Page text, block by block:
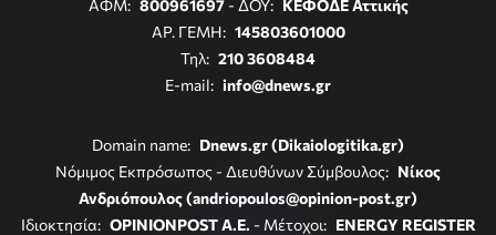
ΑΦΜ: 800961697- ΔΟΥ: ΚΕΦΟΔΕ Αττικής
ΑΡ. ΓΕΜΗ: 145803601000
Τηλ: 210 3608484
E-mail: info@dnews.gr
Domain name: Dnews.gr (Dikaiologitika.gr)
Νόμιμος Εκπρόσωπος - Διευθύνων Σύμβουλος: Νίκος
Ανδριόπουλος (andriopoulos@opinion-post.gr)
Ιδιοκτησία: OPINIONPOST A.E. - Μέτοχοι: ENERGY REGISTER